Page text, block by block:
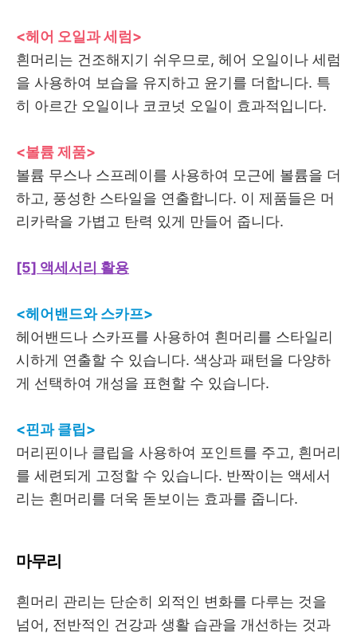
<헤어 오일과 세럼>
흰머리는 건조해지기 쉬우므로, 헤어 오일이나 세럼
을 사용하여 보습을 유지하고 윤기를 더합니다. 특
히 아르간 오일이나 코코넛 오일이 효과적입니다.
<볼륨 제품>
볼륨 무스나 스프레이를 사용하여 모근에 볼륨을 더
하고, 풍성한 스타일을 연출합니다. 이 제품들은 머
리카락을 가볍고 탄력 있게 만들어 줍니다.
[5] 액세서리 활용
<헤어밴드와 스카프>
헤어밴드나 스카프를 사용하여 흰머리를 스타일리
시하게 연출할 수 있습니다. 색상과 패턴을 다양하
게 선택하여 개성을 표현할 수 있습니다.
<핀과 클립>
머리핀이나 클립을 사용하여 포인트를 주고, 흰머리
를 세련되게 고정할 수 있습니다. 반짝이는 액세서
리는 흰머리를 더욱 돋보이는 효과를 줍니다.
마무리
흰머리 관리는 단순히 외적인 변화를 다루는 것을
넘어, 전반적인 건강과 생활 습관을 개선하는 것과